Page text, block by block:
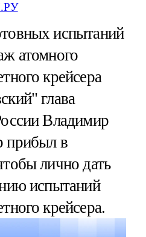
испытаний
атомного
крейсера
глава
Владимир
прибыл в
лично дать
испытаний
крейсера.